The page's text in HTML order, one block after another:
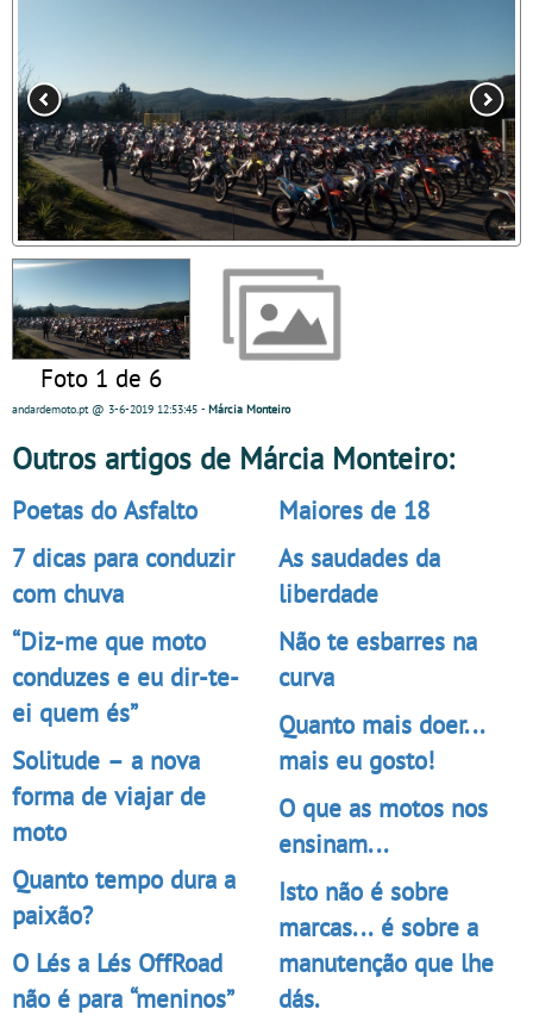
Foto 1 de 6
andardemoto.pt@ 3-6-2019 12:53:45 - Márcia Monteiro
Outros artigos de Márcia Monteiro:
Poetas do Asfalto
7 dicas para conduzir
com chuva
“Diz-me que moto
conduzes e eu dir-te-
ei quem és”
Solitude – a nova
forma de viajar de
moto
Quanto tempo dura a
paixão?
O Lés a Lés OffRoad
não é para “meninos”
Maiores de 18
As saudades da
liberdade
Não te esbarres na
curva
Quanto mais doer...
mais eu gosto!
O que as motos nos
ensinam...
Isto não é sobre
marcas... é sobre a
manutenção que lhe
dás.